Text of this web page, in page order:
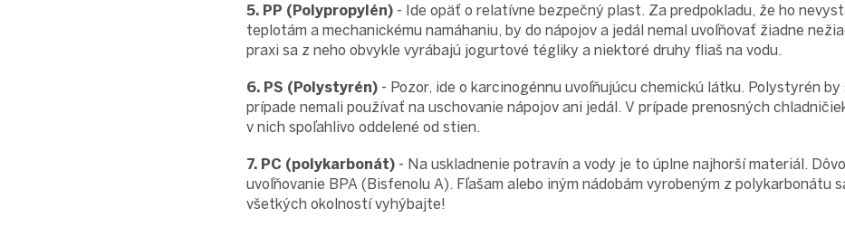
5. PP (Polypropylén) - Ide opäť o relatívne bezpečný plast. Za predpokladu, že ho
teplotám a mechanickému namáhaniu, by do nápojov a jedál nemal uvoľňovať žiadne
praxi sa z neho obvykle vyrábajú jogurtové tégliky a niektoré druhy fliaš na vodu.
6. PS (Polystyrén) - Pozor, ide o karcinogénnu uvoľňujúcu chemickú látku. Polystyrén by
prípade nemali používať na uschovanie nápojov ani jedál. V prípade prenosných
v nich spoľahlivo oddelené od stien.
7. PC (polykarbonát) - Na uskladnenie potravín a vody je to úplne najhorší materiál.
uvoľňovanie BPA (Bisfenolu A). Fľašam alebo iným nádobám vyrobeným z polykarbonátu
všetkých okolností vyhýbajte!